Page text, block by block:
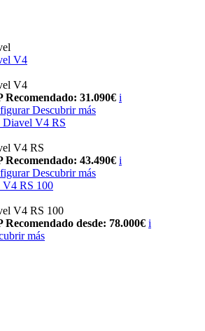
V4
V4
Recomendado: 31.090€ i
Descubrir más
Diavel V4 RS
V4 RS
Recomendado: 43.490€ i
Descubrir más
V4 RS 100
V4 RS 100
Recomendado desde: 78.000€ i
más